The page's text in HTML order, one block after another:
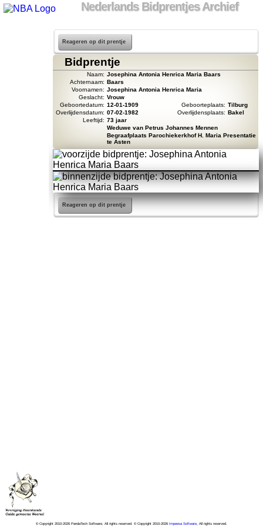
Nederlands Bidprentjes Archief
Reageren op dit prentje
Bidprentje
Naam: Josephina Antonia Henrica Maria Baars
Achternaam: Baars
Voornamen: Josephina Antonia Henrica Maria
Geslacht: Vrouw
Geboortedatum: 12-01-1909 Geboorteplaats: Tilburg
Overlijdensdatum: 07-02-1982 Overlijdensplaats: Bakel
Leeftijd: 73 jaar
Weduwe van Petrus Johannes Mennen
Begraafplaats Parochiekerkhof H. Maria Presentatie
te Asten
Reageren op dit prentje
© Copyright 2010-2026 PandaTech Software, All rights reserved. © Copyright 2010-2026 Impeesa Software, All rights reserved.